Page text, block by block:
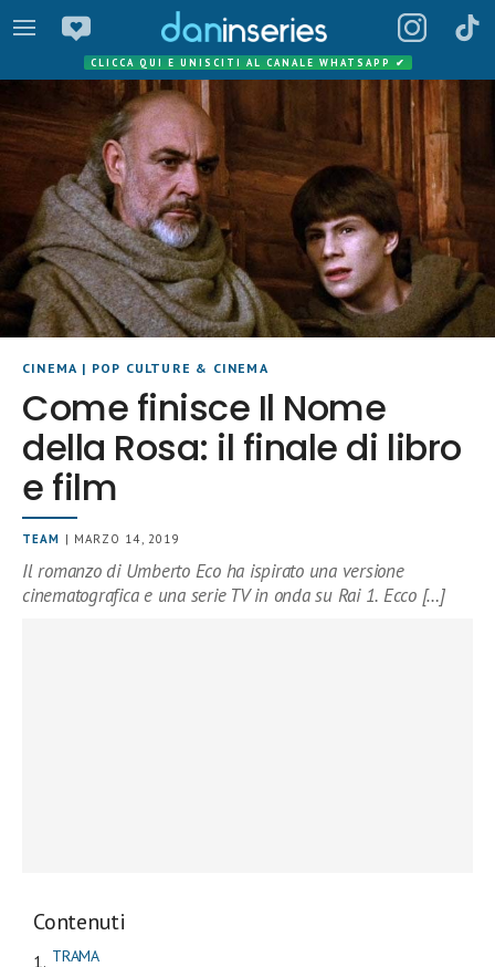
CLICCA QUI E UNISCITI AL CANALE WHATSAPP ✔
CINEMA | POP CULTURE & CINEMA
Come finisce Il Nome
della Rosa: il finale di libro
e film
TEAM | MARZO 14, 2019
Il romanzo di Umberto Eco ha ispirato una versione
cinematografica e una serie TV in onda su Rai 1. Ecco […]
Contenuti
TRAMA